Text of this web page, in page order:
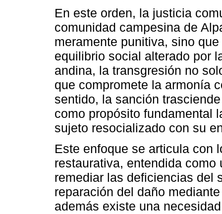
En este orden, la justicia
comunidad campesina de
meramente punitiva, sino
equilibrio social alterado por
andina, la transgresión no
que compromete la armonía
sentido, la sanción
como propósito fundamental
sujeto resocializado con su
Este enfoque se articula con
restaurativa, entendida
remediar las deficiencias del
reparación del daño
además existe una